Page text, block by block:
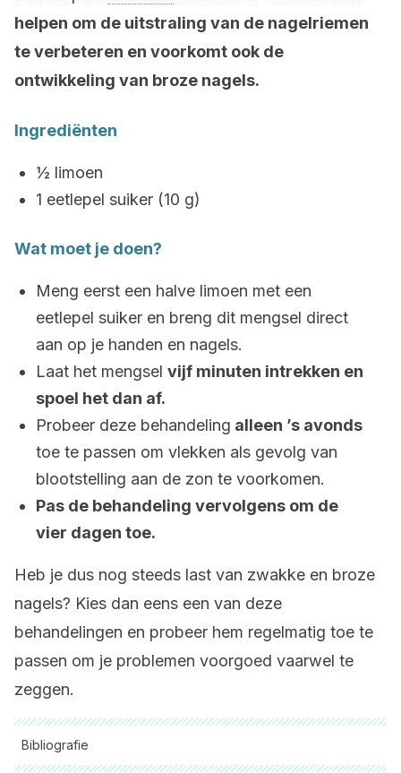
helpen om de uitstraling van de nagelriemen
te verbeteren en voorkomt ook de
ontwikkeling van broze nagels.
Ingrediënten
½ limoen
1 eetlepel suiker (10 g)
Wat moet je doen?
Meng eerst een halve limoen met een
eetlepel suiker en breng dit mengsel direct
aan op je handen en nagels.
Laat het mengsel vijf minuten intrekken en
spoel het dan af.
Probeer deze behandeling alleen ’s avonds
toe te passen om vlekken als gevolg van
blootstelling aan de zon te voorkomen.
Pas de behandeling vervolgens om de
vier dagen toe.
Heb je dus nog steeds last van zwakke en broze
nagels? Kies dan eens een van deze
behandelingen en probeer hem regelmatig toe te
passen om je problemen voorgoed vaarwel te
zeggen.
Bibliografie